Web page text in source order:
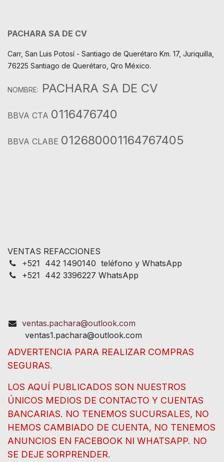
PACHARA SA DE CV
Carr, San Luis Potosí - Santiago de Querétaro Km. 17, Juriquilla,
76225 Santiago de Querétaro, Qro México.
NOMBRE: PACHARA SA DE CV
BBVA CTA 0116476740
BBVA CLABE 012680001164767405
VENTAS REFACCIONES
+521 442 1490140 teléfono y WhatsApp
+521 442 3396227 WhatsApp
ventas.pachara@outlook.com
ventas1.pachara@outlook.com
ADVERTENCIA PARA REALIZAR COMPRAS
SEGURAS.
LOS AQUÍ PUBLICADOS SON NUESTROS
ÚNICOS MEDIOS DE CONTACTO Y CUENTAS
BANCARIAS. NO TENEMOS SUCURSALES, NO
HEMOS CAMBIADO DE CUENTA, NO TENEMOS
ANUNCIOS EN FACEBOOK NI WHATSAPP. NO
SE DEJE SORPRENDER.